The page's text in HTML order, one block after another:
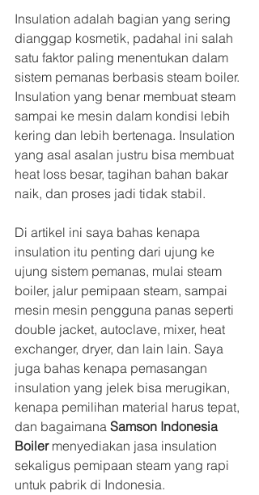
Insulation adalah bagian yang sering
dianggap kosmetik, padahal ini salah
satu faktor paling menentukan dalam
sistem pemanas berbasis steam boiler.
Insulation yang benar membuat steam
sampai ke mesin dalam kondisi lebih
kering dan lebih bertenaga. Insulation
yang asal asalan justru bisa membuat
heat loss besar, tagihan bahan bakar
naik, dan proses jadi tidak stabil.
Di artikel ini saya bahas kenapa
insulation itu penting dari ujung ke
ujung sistem pemanas, mulai steam
boiler, jalur pemipaan steam, sampai
mesin mesin pengguna panas seperti
double jacket, autoclave, mixer, heat
exchanger, dryer, dan lain lain. Saya
juga bahas kenapa pemasangan
insulation yang jelek bisa merugikan,
kenapa pemilihan material harus tepat,
dan bagaimana Samson Indonesia
Boiler menyediakan jasa insulation
sekaligus pemipaan steam yang rapi
untuk pabrik di Indonesia.